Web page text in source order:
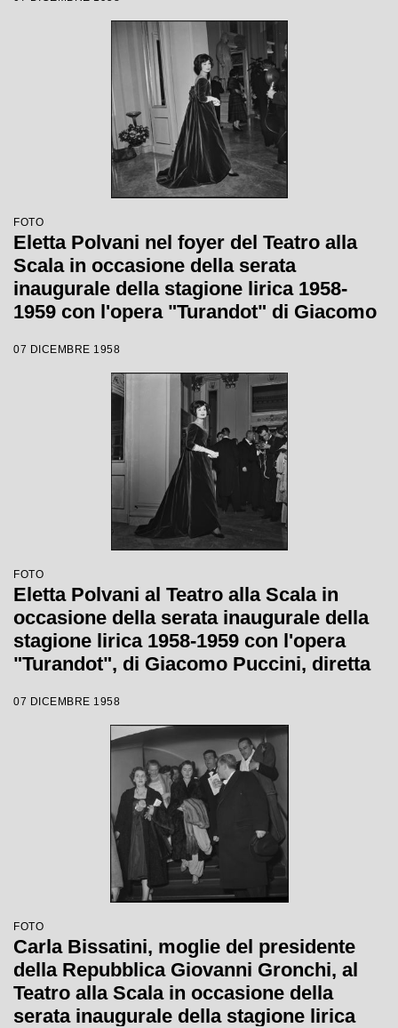
Votto con la regia di Margherita
FOTO
Eletta Polvani nel foyer del Teatro alla
Scala in occasione della serata
inaugurale della stagione lirica 1958-
1959 con l'opera "Turandot" di Giacomo
regia di Margherita Walmann
07 DICEMBRE 1958
FOTO
Eletta Polvani al Teatro alla Scala in
occasione della serata inaugurale della
stagione lirica 1958-1959 con l'opera
"Turandot", di Giacomo Puccini, diretta
Margherita Wallmann
07 DICEMBRE 1958
FOTO
Carla Bissatini, moglie del presidente
della Repubblica Giovanni Gronchi, al
Teatro alla Scala in occasione della
serata inaugurale della stagione lirica